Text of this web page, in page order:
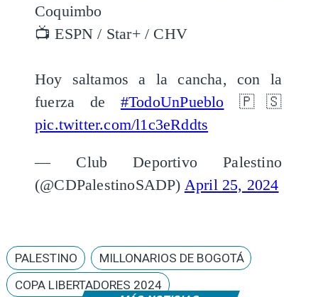
Coquimbo
📺 ESPN / Star+ / CHV
Hoy saltamos a la cancha, con la
fuerza de #TodoUnPueblo 🇵🇸
pic.twitter.com/l1c3eRddts
— Club Deportivo Palestino
(@CDPalestinoSADP) April 25, 2024
PALESTINO
MILLONARIOS DE BOGOTÁ
COPA LIBERTADORES 2024